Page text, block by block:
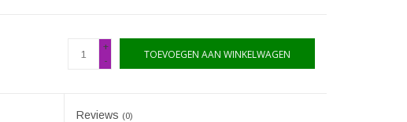
+
-
TOEVOEGEN AAN WINKELWAGEN
Reviews (0)